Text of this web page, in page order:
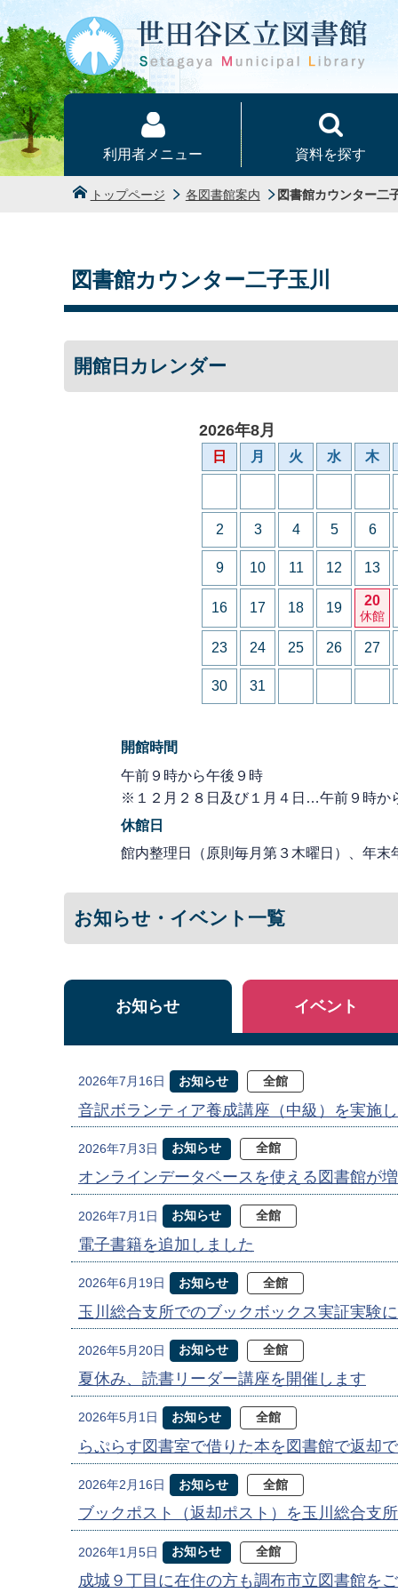
本文へ
利用者メニュー 資料を探す
トップページ 各図書館案内 図書館カウンター二
図書館カウンター二子玉川
開館日カレンダー
2026年8月
日 月 火 水 木
2 3 4 5 6
9 10 11 12 13
16 17 18 19 20
休館
23 24 25 26 27
30 31
開館時間
午前９時から午後９時
※１２月２８日及び１月４日…午前９時か
休館日
館内整理日（原則毎月第３木曜日）、年末
お知らせ・イベント一覧
お知らせ
2026年7月16日 お知らせ 全館
音訳ボランティア養成講座（中級）を実施
2026年7月3日 お知らせ 全館
オンラインデータベースを使える図書館が
2026年7月1日 お知らせ 全館
電子書籍を追加しました
2026年6月19日 お知らせ 全館
玉川総合支所でのブックボックス実証実験
2026年5月20日 お知らせ 全館
夏休み、読書リーダー講座を開催します
2026年5月1日 お知らせ 全館
らぷらす図書室で借りた本を図書館で返却
2026年2月16日 お知らせ 全館
ブックポスト（返却ポスト）を玉川総合支
2026年1月5日 お知らせ 全館
成城９丁目に在住の方も調布市立図書館を
イベント